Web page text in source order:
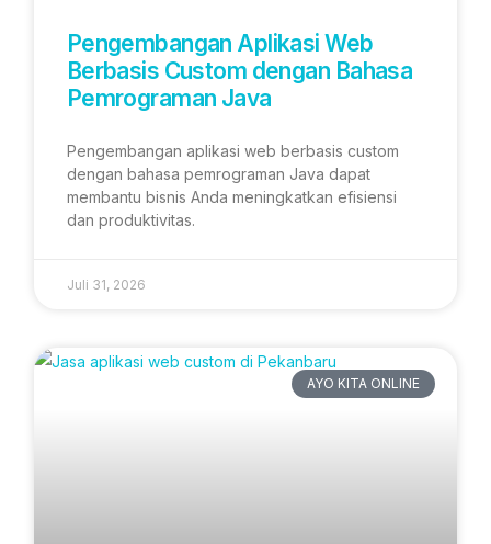
Pengembangan Aplikasi Web
Berbasis Custom dengan Bahasa
Pemrograman Java
Pengembangan aplikasi web berbasis custom
dengan bahasa pemrograman Java dapat
membantu bisnis Anda meningkatkan efisiensi
dan produktivitas.
Juli 31, 2026
AYO KITA ONLINE